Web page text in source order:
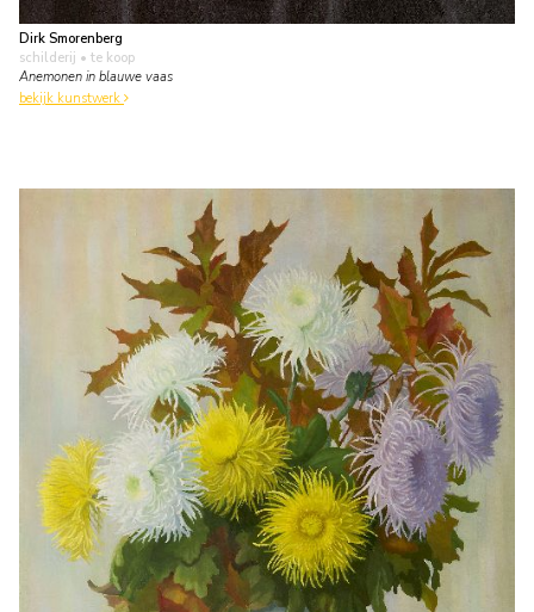
Dirk Smorenberg
schilderij • te koop
Anemonen in blauwe vaas
bekijk kunstwerk